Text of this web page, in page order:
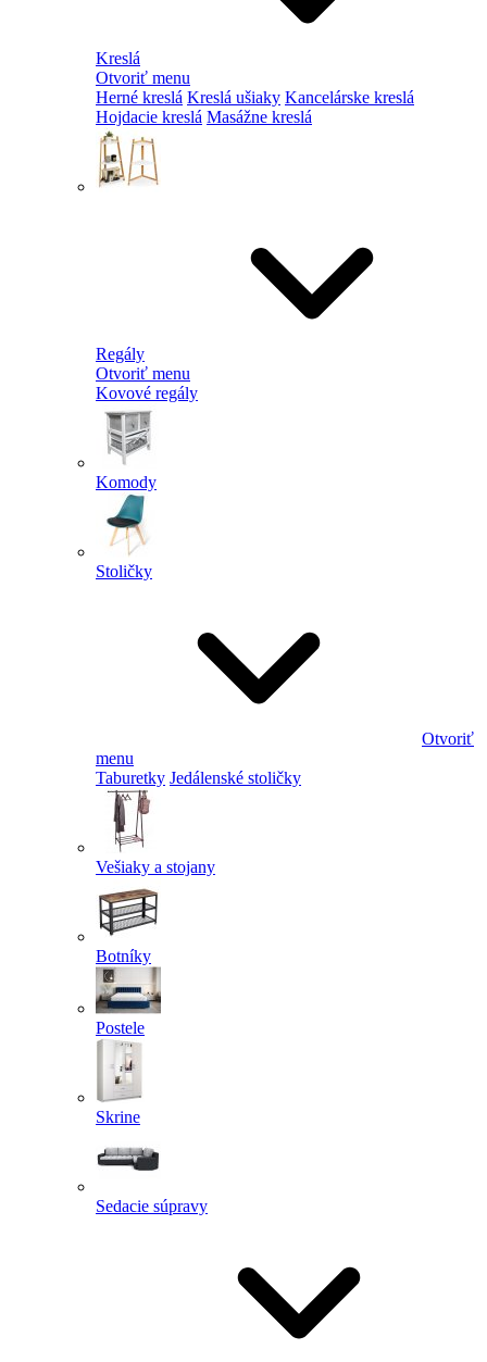
Kreslá
Otvoriť menu
Herné kreslá Kreslá ušiaky Kancelárske kreslá
Hojdacie kreslá Masážne kreslá
Regály
Otvoriť menu
Kovové regály
Komody
Stoličky
Otvoriť
menu
Taburetky Jedálenské stoličky
Vešiaky a stojany
Botníky
Postele
Skrine
Sedacie súpravy